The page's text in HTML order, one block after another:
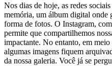
Nos⁢ dias de hoje,⁢ as ‌redes⁢
memória, um álbum digital onde⁢
forma de fotos. O Instagram,
permite que compartilhemos
impactante. No entanto, em⁣
algumas imagens​ fiquem⁣
da nossa galeria. ‍Você já se